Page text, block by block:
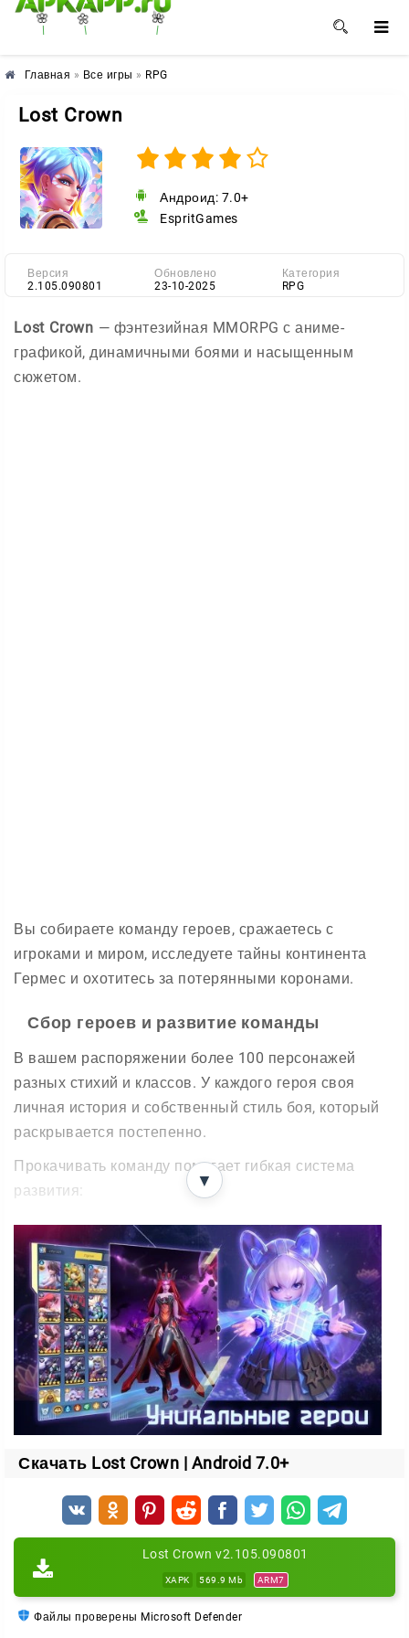
🌸 🌼 🌺
Главная » Все игры » RPG
Lost Crown
Андроид: 7.0+
EspritGames
Версия
2.105.090801
Обновлено
23-10-2025
Категория
RPG
Lost Crown — фэнтезийная MMORPG с аниме-
графикой, динамичными боями и насыщенным
сюжетом.
Вы собираете команду героев, сражаетесь с
игроками и миром, исследуете тайны континента
Гермес и охотитесь за потерянными коронами.
Сбор героев и развитие команды
В вашем распоряжении более 100 персонажей
разных стихий и классов. У каждого героя своя
личная история и собственный стиль боя, который
раскрывается постепенно.
Прокачивать команду помогает гибкая система
развития:
Повышайте уровень героев и открывайте новые
комбинации навыков.
Усиливайте бойцов с помощью рун и экипировки.
Собирайте отряд под конкретные задачи и
противников.
Битвы PvE и PvP
Сражения идут на двух фронтах. В PvE вы
проходите сюжетные миссии против мира игры, а в
PvP бьётесь с другими игроками на аренах.
Арены и рейтинговые матчи против реальных
Межсерверные чемпионаты с игроками со всего
Авто-бой, который приносит награды и развивает
▼
Скачать Lost Crown | Android 7.0+
Lost Crown v2.105.090801
XAPK 569.9 Mb ARM7
Файлы проверены Microsoft Defender